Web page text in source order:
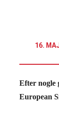
16.
Efter nogle
European